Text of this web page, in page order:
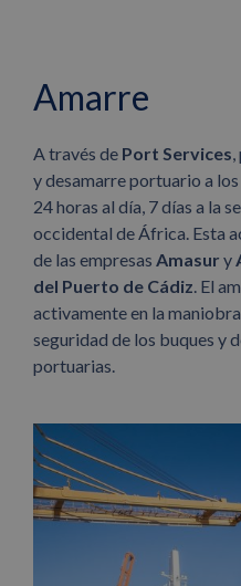
Amarre
A través de Port Services,
y desamarre portuario a
24 horas al día, 7 días a la
occidental de África. Esta
de las empresas Amasur y
del Puerto de Cádiz. El
activamente en la
seguridad de los buques y
portuarias.